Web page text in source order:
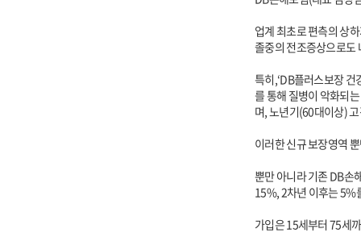
업계 최초로 편측의 상
졸중의 전조증상으로도
특히,‘DB플러스보장 건
를 통해 질병이 악화되
며, 노년기(60대이상)
이러한 신규 보장영역
뿐만 아니라 기존 DB손
15%, 2차년 이후는 5%
가입은 15세부터 75세